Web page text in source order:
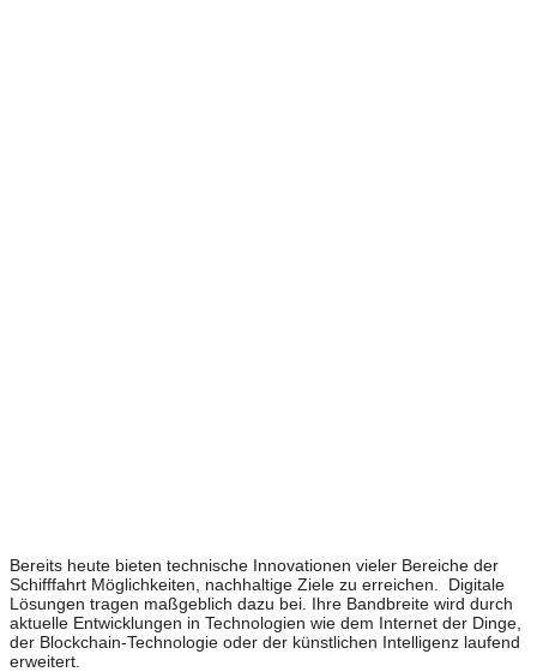
Bereits heute bieten technische Innovationen vieler Bereiche der
Schifffahrt Möglichkeiten, nachhaltige Ziele zu erreichen. Digitale
Lösungen tragen maßgeblich dazu bei. Ihre Bandbreite wird durch
aktuelle Entwicklungen in Technologien wie dem Internet der Dinge,
der Blockchain-Technologie oder der künstlichen Intelligenz laufend
erweitert.